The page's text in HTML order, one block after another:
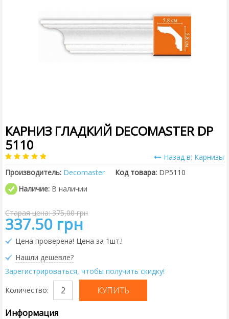
КАРНИЗ ГЛАДКИЙ DECOMASTER DP
5110
Назад в: Карнизы
Производитель: Decomaster Код товара: DP5110
Наличие: В наличии
Старая цена: 375,00 грн
337.50 грн
Цена проверена! Цена за 1шт.!
Нашли дешевле?
Зарегистрироваться, чтобы получить скидку!
Количество:
Информация